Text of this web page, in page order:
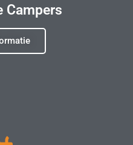
Campers